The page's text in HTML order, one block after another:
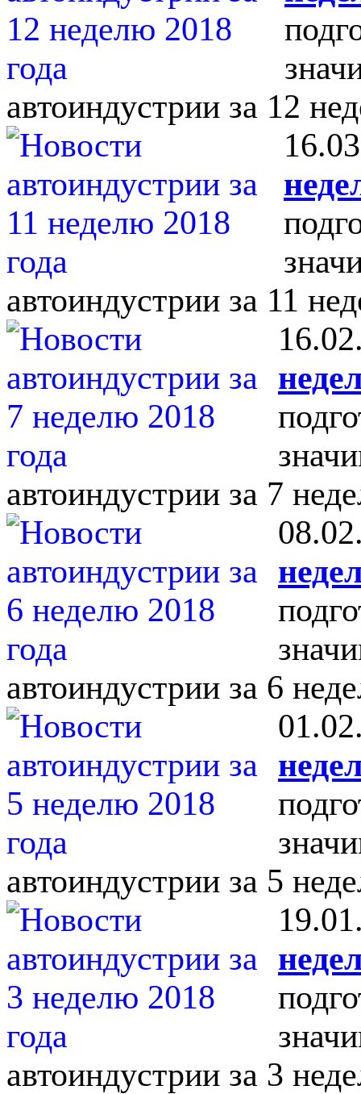
автоиндустрии за 12
автоиндустрии за 11
автоиндустрии за 7
автоиндустрии за 6
автоиндустрии за 5
автоиндустрии за 3